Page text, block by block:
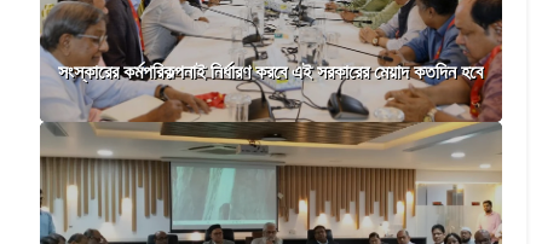
সংস্কারের কর্মপরিকল্পনাই নির্ধারণ করবে এই সরকারের মেয়াদ কতদিন হবে